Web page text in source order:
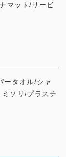
マット/サービ
ータオル/シャ
ソリ/プラスチ